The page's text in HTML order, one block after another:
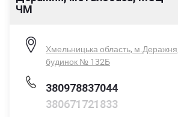
ЧМ
Хмельницька область,
будинок № 132Б
380978837044
380671721833